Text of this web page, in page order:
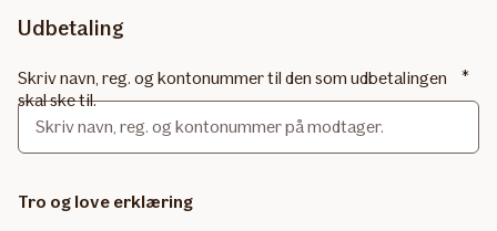
Udbetaling
Skriv navn, reg. og kontonummer til den som udbetalingen
skal ske til.
Tro og love erklæring